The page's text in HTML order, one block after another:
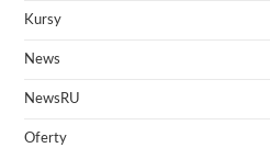
Kursy
News
NewsRU
Oferty